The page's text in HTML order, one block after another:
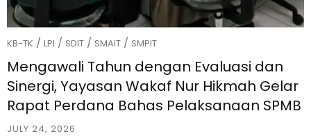
KB-TK / LPI / SDIT / SMAIT / SMPIT
Mengawali Tahun dengan Evaluasi dan
Sinergi, Yayasan Wakaf Nur Hikmah Gelar
Rapat Perdana Bahas Pelaksanaan SPMB
JULY 24, 2026